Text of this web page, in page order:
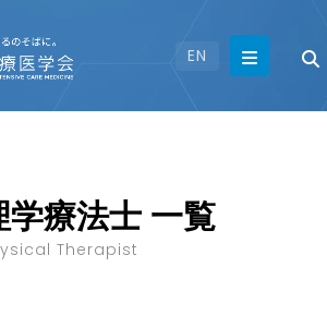
EN
学療法士 一覧
Therapist